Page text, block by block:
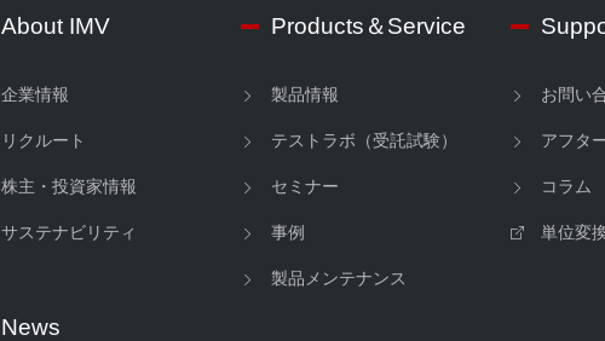
About IMV
企業情報
リクルート
株主・投資家情報
サステナビリティ
Products＆Service
製品情報
テストラボ（受託試験）
セミナー
事例
製品メンテナンス
お問い
アフタ
コラム
単位変
News